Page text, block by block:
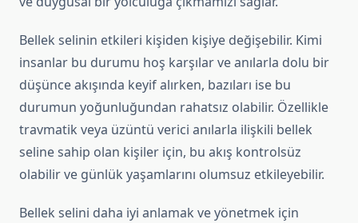
Bellek selinin etkileri kişiden kişiye değişebilir. Kimi
insanlar bu durumu hoş karşılar ve anılarla dolu bir
düşünce akışında keyif alırken, bazıları ise bu
durumun yoğunluğundan rahatsız olabilir. Özellikle
travmatik veya üzüntü verici anılarla ilişkili bellek
seline sahip olan kişiler için, bu akış kontrolsüz
olabilir ve günlük yaşamlarını olumsuz etkileyebilir.
Bellek selini daha iyi anlamak ve yönetmek için